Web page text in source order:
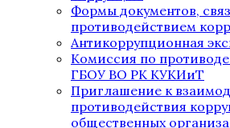
Формы документов,
противодействием
Антикоррупционная
Комиссия по
ГБОУ ВО РК КУКИиТ
Приглашение к
противодействия
общественных